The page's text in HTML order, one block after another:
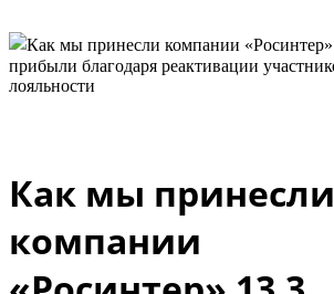
Как мы принесли
компании